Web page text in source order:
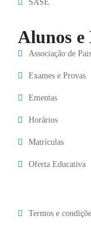
SASE
Alunos e
Associação de Pais
Exames e Provas
Ementas
Horários
Matrículas
Oferta Educativa
Termos e